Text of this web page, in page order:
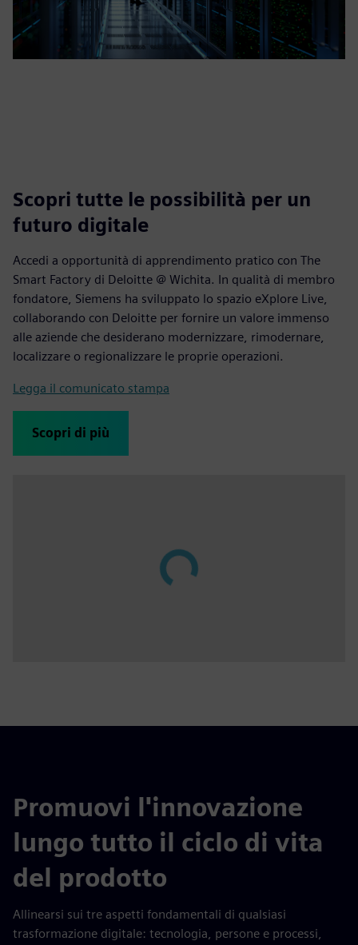
Scopri tutte le possibilità per un
futuro digitale
Accedi a opportunità di apprendimento pratico con The
Smart Factory di Deloitte @ Wichita. In qualità di membro
fondatore, Siemens ha sviluppato lo spazio eXplore Live,
collaborando con Deloitte per fornire un valore immenso
alle aziende che desiderano modernizzare, rimodernare,
localizzare o regionalizzare le proprie operazioni.
Legga il comunicato stampa
Scopri di più
Promuovi l'innovazione
lungo tutto il ciclo di vita
del prodotto
Allinearsi sui tre aspetti fondamentali di qualsiasi
trasformazione digitale: tecnologia, persone e processi,